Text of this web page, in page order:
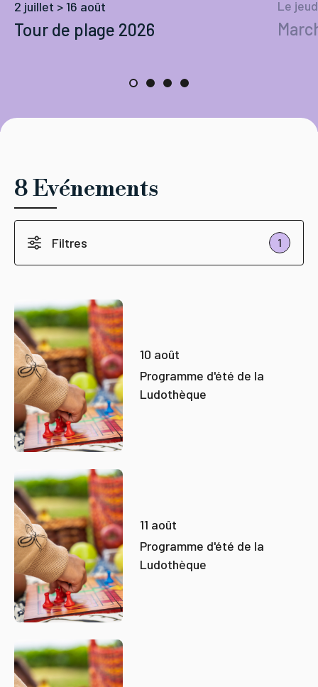
2 juillet > 16 août
Tour de plage 2026
Le
8 Evénements
Filtres 1
10 août
Programme d'été de la
Ludothèque
11 août
Programme d'été de la
Ludothèque